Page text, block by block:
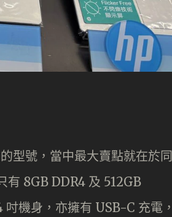
型號，當中最大賣點就在於同
8GB DDR4 及 512GB
機身，亦擁有 USB-C 充電，